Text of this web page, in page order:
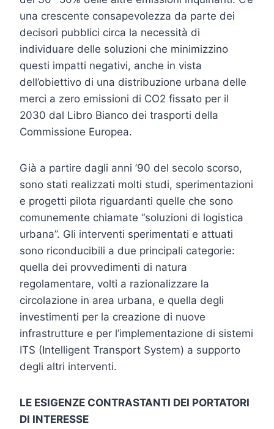
una crescente consapevolezza da parte dei
decisori pubblici circa la necessità di
individuare delle soluzioni che minimizzino
questi impatti negativi, anche in vista
dell’obiettivo di una distribuzione urbana delle
merci a zero emissioni di CO2 fissato per il
2030 dal Libro Bianco dei trasporti della
Commissione Europea.
Già a partire dagli anni ’90 del secolo scorso,
sono stati realizzati molti studi, sperimentazioni
e progetti pilota riguardanti quelle che sono
comunemente chiamate “soluzioni di logistica
urbana”. Gli interventi sperimentati e attuati
sono riconducibili a due principali categorie:
quella dei provvedimenti di natura
regolamentare, volti a razionalizzare la
circolazione in area urbana, e quella degli
investimenti per la creazione di nuove
infrastrutture e per l’implementazione di sistemi
ITS (Intelligent Transport System) a supporto
degli altri interventi.
LE ESIGENZE CONTRASTANTI DEI PORTATORI
DI INTERESSE